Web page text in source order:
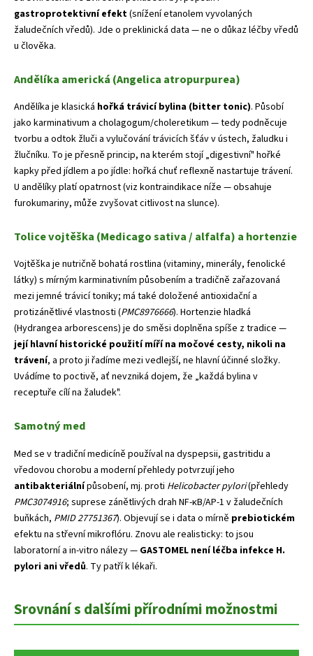
gastroprotektivní efekt(snížení etanolem vyvolaných
žaludečních vředů). Jde o preklinická data — ne o důkaz léčby vředů
u člověka.
Andělíka americká (Angelica atropurpurea)
Andělíka je klasická hořká trávicí bylina (bitter tonic). Působí
jako karminativum a cholagogum/choleretikum — tedy podněcuje
tvorbu a odtok žluči a vylučování trávicích šťáv v ústech, žaludku i
žlučníku. To je přesně princip, na kterém stojí „digestivní" hořké
kapky před jídlem a po jídle: hořká chuť reflexně nastartuje trávení.
U andělíky platí opatrnost (viz kontraindikace níže — obsahuje
furokumariny, může zvyšovat citlivost na slunce).
Tolice vojtěška (Medicago sativa / alfalfa) a hortenzie
Vojtěška je nutričně bohatá rostlina (vitaminy, minerály, fenolické
látky) s mírným karminativním působením a tradičně zařazovaná
mezi jemné trávicí toniky; má také doložené antioxidační a
protizánětlivé vlastnosti (PMC8976666). Hortenzie hladká
(Hydrangea arborescens) je do směsi doplněna spíše z tradice —
její hlavní historické použití míří na močové cesty, nikoli na
trávení, a proto ji řadíme mezi vedlejší, ne hlavní účinné složky.
Uvádíme to poctivě, ať nevzniká dojem, že „každá bylina v
receptuře cílí na žaludek".
Samotný med
Med se v tradiční medicíně používal na dyspepsii, gastritidu a
vředovou chorobu a moderní přehledy potvrzují jeho
antibakteriálnípůsobení, mj. proti Helicobacter pylori(přehledy
PMC3074916; suprese zánětlivých drah NF-κB/AP-1 v žaludečních
buňkách, PMID 27751367). Objevují se i data o mírně prebiotickém
efektu na střevní mikroflóru. Znovu ale realisticky: to jsou
laboratorní a in-vitro nálezy — GASTOMEL není léčba infekce H.
pylori ani vředů. Ty patří k lékaři.
Srovnání s dalšími přírodními možnostmi